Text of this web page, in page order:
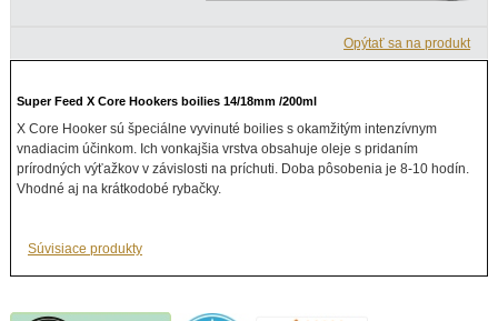
Opýtať sa na produkt
Super Feed X Core Hookers boilies 14/18mm /200ml
X Core Hooker sú špeciálne vyvinuté boilies s okamžitým intenzívnym
vnadiacim účinkom. Ich vonkajšia vrstva obsahuje oleje s pridaním
prírodných výťažkov v závislosti na príchuti. Doba pôsobenia je 8-10 hodín.
Vhodné aj na krátkodobé rybačky.
Súvisiace produkty